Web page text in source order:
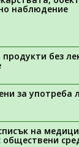
наблюдение
без
за употреба
на